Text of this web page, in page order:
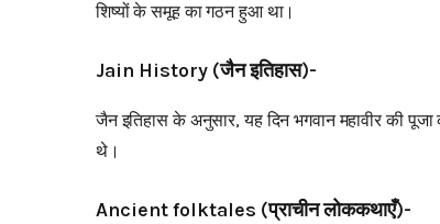
शिष्यों के समूह का गठन हुआ था।
Jain History (जैन इतिहास)-
जैन इतिहास के अनुसार, यह दिन भगवान महावीर की
थे।
Ancient folktales (प्राचीन लोककथाएँ)-